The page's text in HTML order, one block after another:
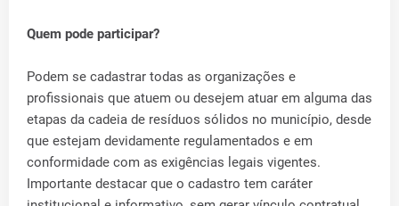
Quem pode participar?
Podem se cadastrar todas as organizações e
profissionais que atuem ou desejem atuar em alguma das
etapas da cadeia de resíduos sólidos no município, desde
que estejam devidamente regulamentados e em
conformidade com as exigências legais vigentes.
Importante destacar que o cadastro tem caráter